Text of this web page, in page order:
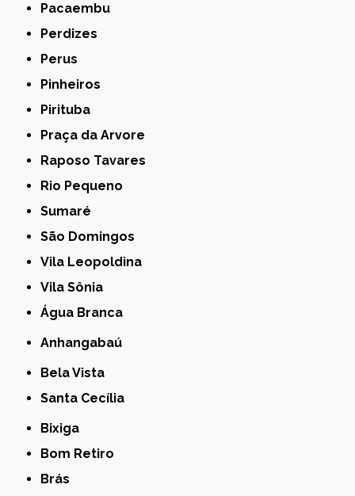
Pacaembu
Perdizes
Perus
Pinheiros
Pirituba
Praça da Arvore
Raposo Tavares
Rio Pequeno
Sumaré
São Domingos
Vila Leopoldina
Vila Sônia
Água Branca
Anhangabaú
Bela Vista
Santa Cecília
Bixiga
Bom Retiro
Brás